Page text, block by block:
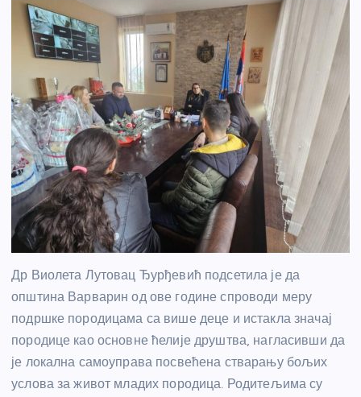
Др Виолета Лутовац Ђурђевић подсетила је да
општина Варварин од ове године спроводи меру
подршке породицама са више деце и истакла значај
породице као основне ћелије друштва, нагласивши да
је локална самоуправа посвећена стварању бољих
услова за живот младих породица. Родитељима су